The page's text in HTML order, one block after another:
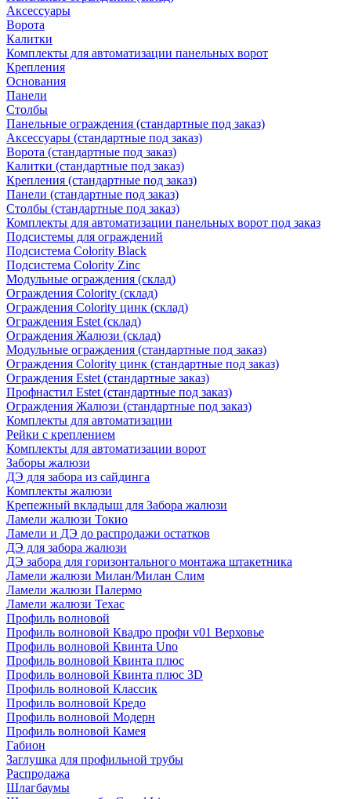
Аксессуары
Ворота
Калитки
Комплекты для автоматизации панельных ворот
Крепления
Основания
Панели
Столбы
Панельные ограждения (стандартные под заказ)
Аксессуары (стандартные под заказ)
Ворота (стандартные под заказ)
Калитки (стандартные под заказ)
Крепления (стандартные под заказ)
Панели (стандартные под заказ)
Столбы (стандартные под заказ)
Комплекты для автоматизации панельных ворот под заказ
Подсистемы для ограждений
Подсистема Colority Black
Подсистема Colority Zinc
Модульные ограждения (склад)
Ограждения Colority (склад)
Ограждения Colority цинк (склад)
Ограждения Estet (склад)
Ограждения Жалюзи (склад)
Модульные ограждения (стандартные под заказ)
Ограждения Colority цинк (стандартные под заказ)
Ограждения Estet (стандартные заказ)
Профнастил Estet (стандартные под заказ)
Ограждения Жалюзи (стандартные под заказ)
Комплекты для автоматизации
Рейки с креплением
Комплекты для автоматизации ворот
Заборы жалюзи
ДЭ для забора из сайдинга
Комплекты жалюзи
Крепежный вкладыш для Забора жалюзи
Ламели жалюзи Токио
Ламели и ДЭ до распродажи остатков
ДЭ для забора жалюзи
ДЭ забора для горизонтального монтажа штакетника
Ламели жалюзи Милан/Милан Слим
Ламели жалюзи Палермо
Ламели жалюзи Техас
Профиль волновой
Профиль волновой Квадро профи v01 Верховье
Профиль волновой Квинта Uno
Профиль волновой Квинта плюс
Профиль волновой Квинта плюс 3D
Профиль волновой Классик
Профиль волновой Кредо
Профиль волновой Модерн
Профиль волновой Камея
Габион
Заглушка для профильной трубы
Распродажа
Шлагбаумы